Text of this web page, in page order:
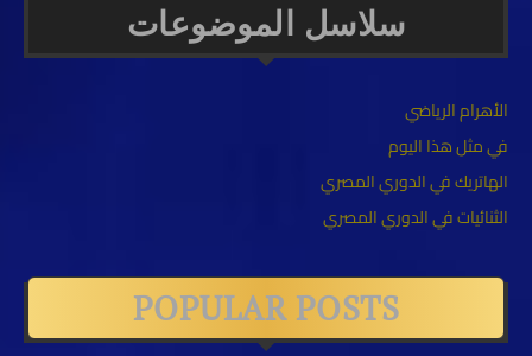
سلاسل الموضوعات
الأهرام الرياضي
في مثل هذا اليوم
الهاتريك في الدوري المصري
الثنائيات في الدوري المصري
POPULAR POSTS